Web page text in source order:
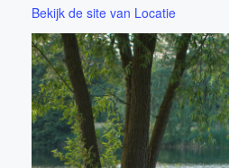
Bekijk de site van Locatie